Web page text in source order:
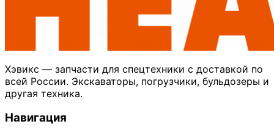
Хэвикс — запчасти для спецтехники с доставкой по
всей России. Экскаваторы, погрузчики, бульдозеры и
другая техника.
Навигация